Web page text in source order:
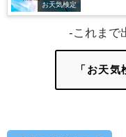
お天気検定
-これまで
「お天